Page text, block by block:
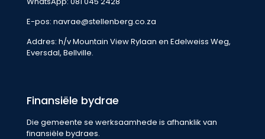
E-pos: navrae@stellenberg.co.za
Addres: h/v Mountain View Rylaan en Edelweiss Weg,
Eversdal, Bellville.
Finansiële bydrae
Die gemeente se werksaamhede is afhanklik van
finansiële bydraes.